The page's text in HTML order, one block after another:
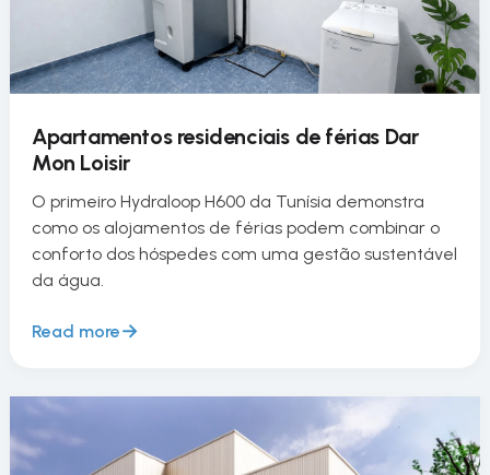
Apartamentos residenciais de férias Dar
Mon Loisir
O primeiro Hydraloop H600 da Tunísia demonstra
como os alojamentos de férias podem combinar o
conforto dos hóspedes com uma gestão sustentável
da água.
Read more